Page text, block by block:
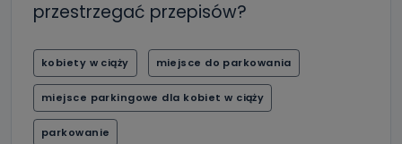
przestrzegać przepisów?
kobiety w ciąży miejsce do parkowania
miejsce parkingowe dla kobiet w ciąży
parkowanie